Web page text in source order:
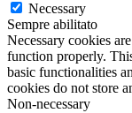
Necessary
Sempre abilitato
Necessary cookies
function properly.
basic functionalities
cookies do not store
Non-necessary